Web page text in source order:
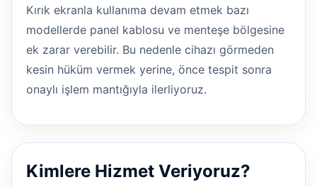
Kırık ekranla kullanıma devam etmek bazı
modellerde panel kablosu ve menteşe bölgesine
ek zarar verebilir. Bu nedenle cihazı görmeden
kesin hüküm vermek yerine, önce tespit sonra
onaylı işlem mantığıyla ilerliyoruz.
Kimlere Hizmet Veriyoruz?